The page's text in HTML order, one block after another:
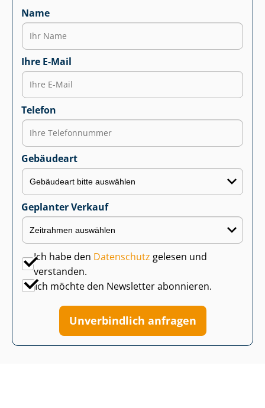
Name
Ihre E-Mail
Telefon
Gebäudeart
Geplanter Verkauf
Ich habe den Datenschutz gelesen und
verstanden.
Ich möchte den Newsletter abonnieren.
Unverbindlich anfragen